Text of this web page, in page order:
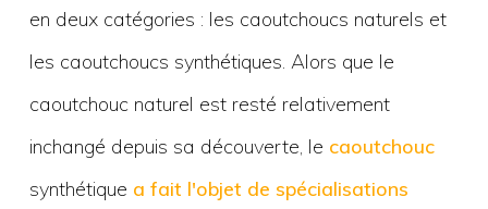
en deux catégories : les caoutchoucs naturels et
les caoutchoucs synthétiques. Alors que le
caoutchouc naturel est resté relativement
inchangé depuis sa découverte, le caoutchouc
synthétique a fait l'objet de spécialisations